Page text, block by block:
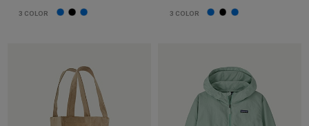
3 COLOR 3 COLOR